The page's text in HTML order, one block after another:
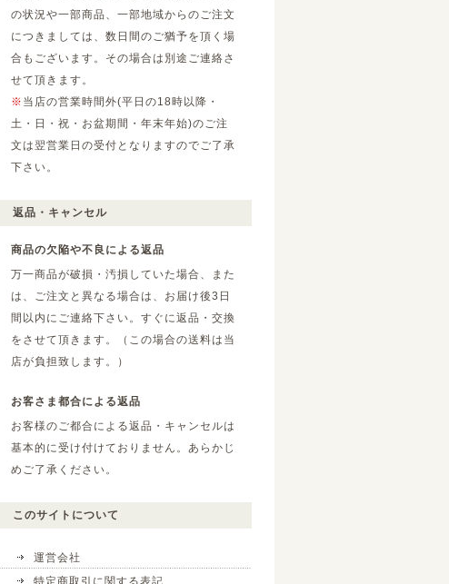
の状況や一部商品、一部地域からのご注文
につきましては、数日間のご猶予を頂く場
合もございます。その場合は別途ご連絡さ
せて頂きます。
※ 当店の営業時間外(平日の18時以降・
土・日・祝・お盆期間・年末年始)のご注
文は翌営業日の受付となりますのでご了承
下さい。
返品・キャンセル
商品の欠陥や不良による返品
万一商品が破損・汚損していた場合、また
は、ご注文と異なる場合は、お届け後3日
間以内にご連絡下さい。すぐに返品・交換
をさせて頂きます。（この場合の送料は当
店が負担致します。）
お客さま都合による返品
お客様のご都合による返品・キャンセルは
基本的に受け付けておりません。あらかじ
めご了承ください。
このサイトについて
運営会社
特定商取引に関する表記